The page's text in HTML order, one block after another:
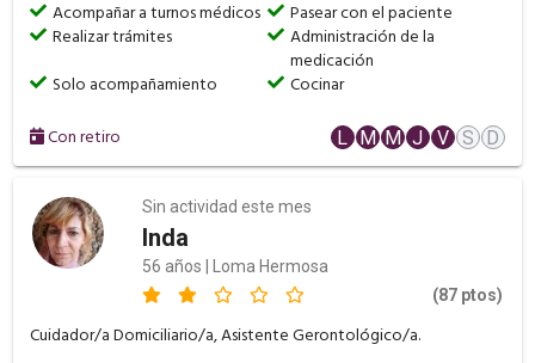
Acompañar a turnos médicos
Pasear con el paciente
Realizar trámites
Administración de la
medicación
Solo acompañamiento
Cocinar
Con retiro L M M J V S D
Sin actividad este mes
Inda
56 años | Loma Hermosa
(87 ptos)
Cuidador/a Domiciliario/a, Asistente Gerontológico/a.